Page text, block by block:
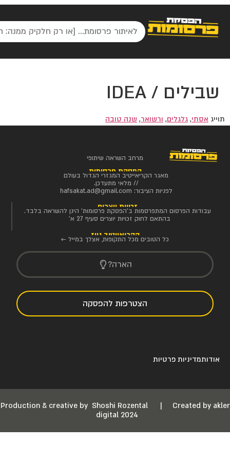
שבילים / IDEA
תוייג אסתי, גלגלים, ורשואר, שנה טובה
מרחב השראה שיתופי
הפסקת פרסומות
מאגר הקריאייטיב המגזרי הגדול בעולם
// מלאי מתעדכן.
לפניות הציבור: hafsakat.ad@gmail.com
זכויות יוצרים
עבודות הפרסום המתפרסמות ב'הפסקת פרסומות' הינן להשראה בלבד.
בהתאם לחוק זכויות יוצרים סעיף 27 א'
הקריאייטיב ניוז
כל הטובים מכל התקופות, אצלך במייל ←
הארה?
הצטרפות להפסקה
אודותמדיניות פרטיות
Production & creative by Shoshi Rozental | Created by akler
digital 2024